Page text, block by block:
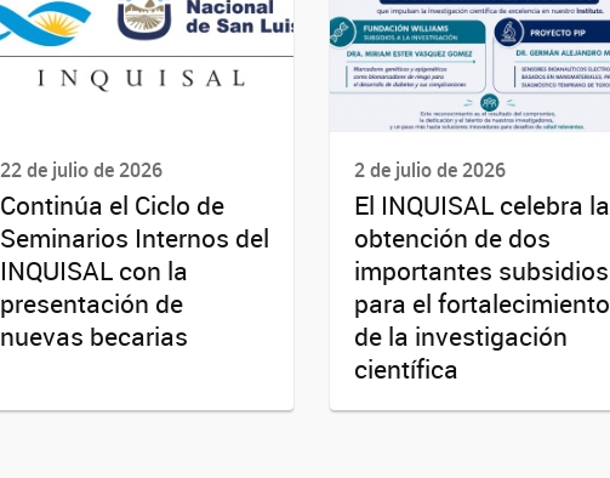
22 de julio de 2026
Continúa el Ciclo de
Seminarios Internos del
INQUISAL con la
presentación de
nuevas becarias
2 de julio de 2026
El INQUISAL celebra la
obtención de dos
importantes subsidios
para el fortalecimiento
de la investigación
científica